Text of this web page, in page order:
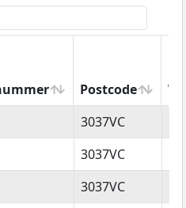
Postcode
Postcode
3037VC
3037VC
3037VC